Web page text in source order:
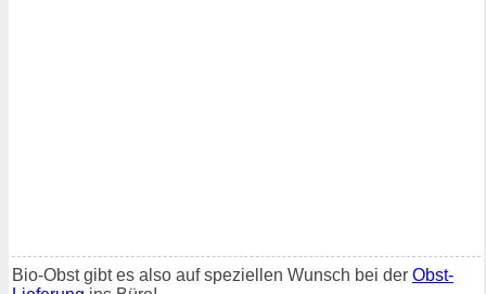
Bio-Obst gibt es also auf speziellen Wunsch bei der Obst-